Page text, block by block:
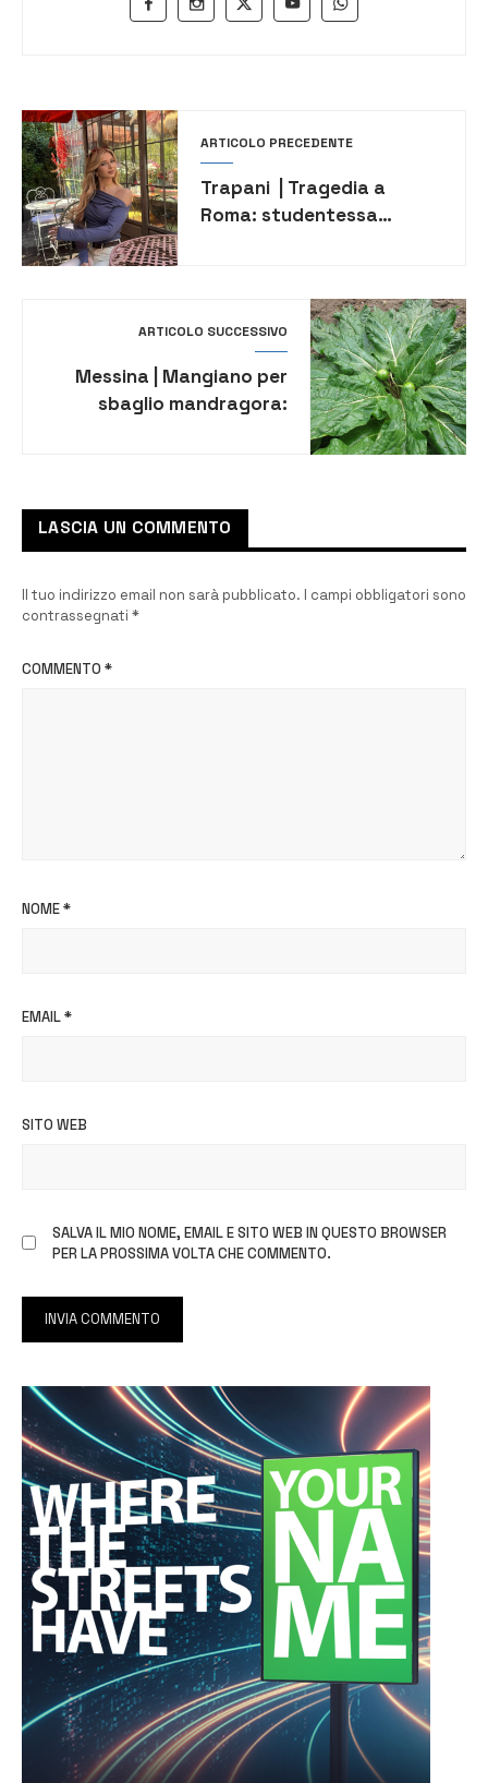
ARTICOLO PRECEDENTE
Trapani | Tragedia a
Roma: studentessa
ARTICOLO SUCCESSIVO
Messina | Mangiano per
sbaglio mandragora:
LASCIA UN COMMENTO
Il tuo indirizzo email non sarà pubblicato. I campi obbligatori sono
contrassegnati *
COMMENTO *
NOME*
EMAIL*
SITO WEB
SALVA IL MIO NOME, EMAIL E SITO WEB IN QUESTO BROWSER
PER LA PROSSIMA VOLTA CHE COMMENTO.